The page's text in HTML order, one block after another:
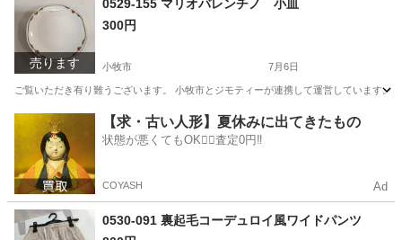
売ります
0529-155 マリオバレンチノ 小皿
300円
小牧市 7月6日
ご覧いただき有り難うございます。 小牧市とジモティーが連携して運営していま
食器 リユース
【求・古い人形】夏休みに出てきたもの
状態が悪くてもOK🙆‍♀️査定0円‼️
COYASH Ad
0530-091 裏起毛コーデュロイ風ワイドパンツ